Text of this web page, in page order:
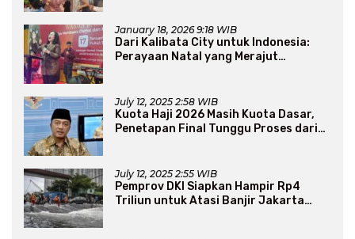
January 18, 2026 9:18 WIB
Dari Kalibata City untuk Indonesia:
Perayaan Natal yang Merajut
July 12, 2025 2:58 WIB
Kuota Haji 2026 Masih Kuota Dasar,
Penetapan Final Tunggu Proses dari
July 12, 2025 2:55 WIB
Pemprov DKI Siapkan Hampir Rp4
Triliun untuk Atasi Banjir Jakarta